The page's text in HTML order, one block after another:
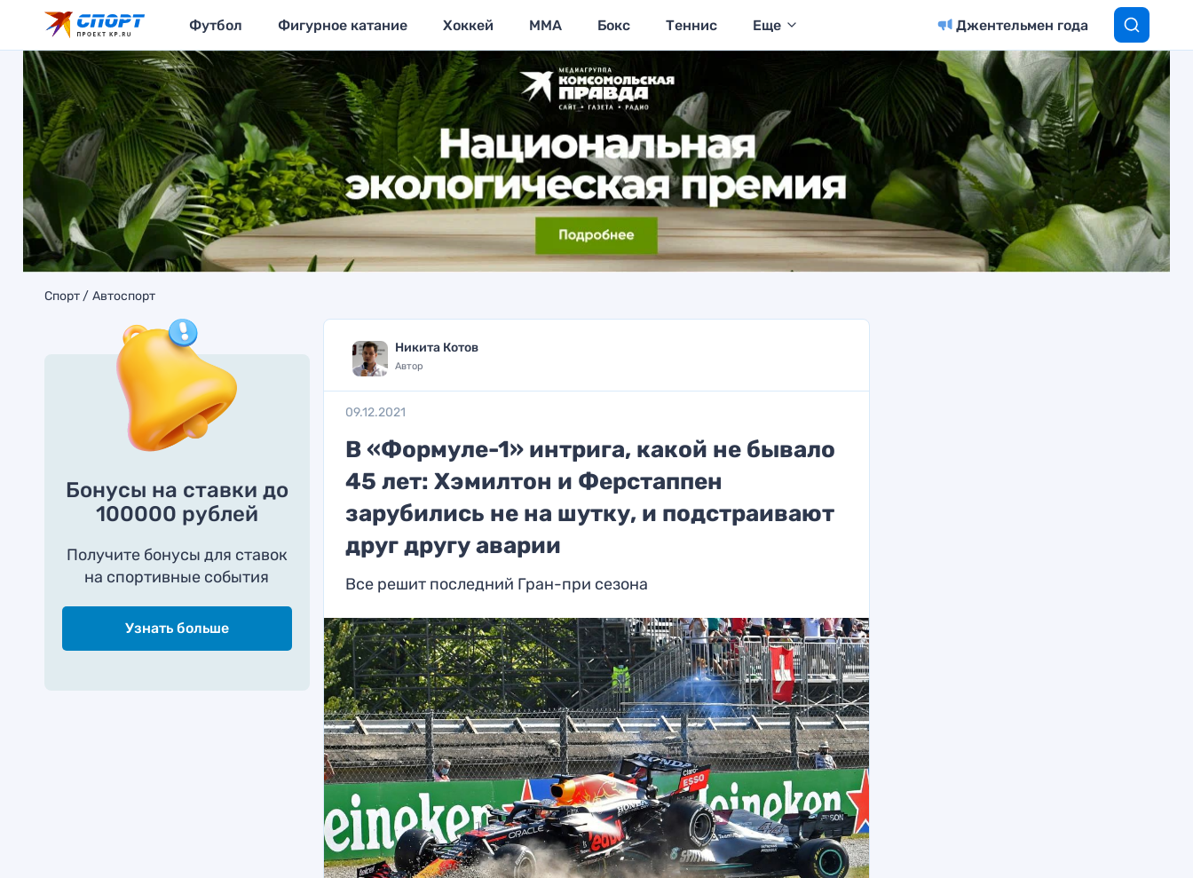
Футбол Фигурное катание Хоккей MMA Бокс Теннис Еще Джентельмен года
Спорт Автоспорт
Бонусы на ставки до
100000 рублей
Получите бонусы для ставок
на спортивные события
Узнать больше
Никита Котов
Автор
09.12.2021
В «Формуле-1» интрига, какой не бывало
45 лет: Хэмилтон и Ферстаппен
зарубились не на шутку, и подстраивают
друг другу аварии
Все решит последний Гран-при сезона